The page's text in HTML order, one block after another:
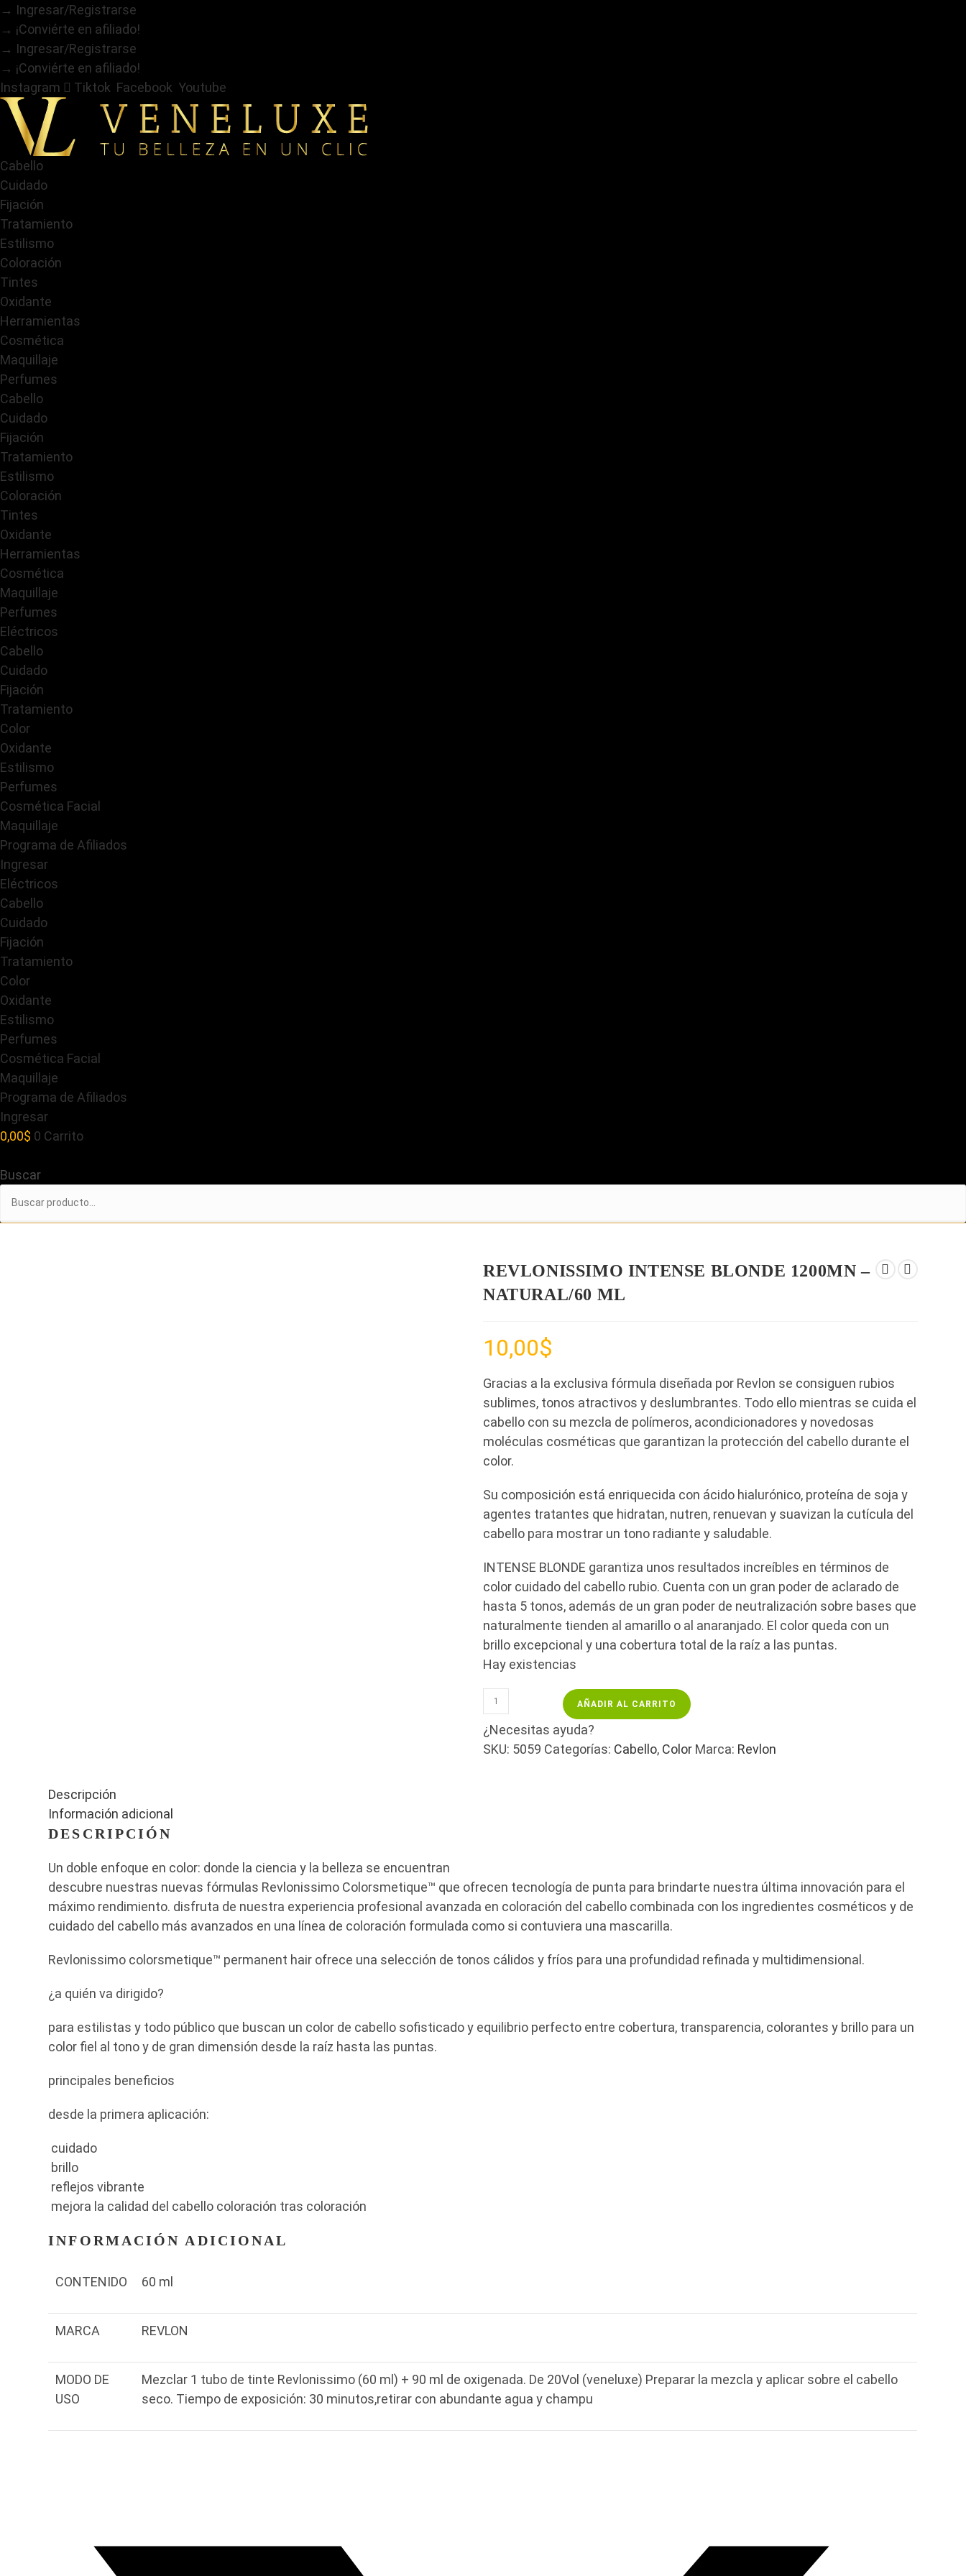
contenido
→ Ingresar/Registrarse
→ ¡Conviérte en afiliado!
→ Ingresar/Registrarse
→ ¡Conviérte en afiliado!
Instagram
Tiktok Facebook Youtube
Cabello
Cuidado
Fijación
Tratamiento
Estilismo
Coloración
Tintes
Oxidante
Herramientas
Cosmética
Maquillaje
Perfumes
Cabello
Cuidado
Fijación
Tratamiento
Estilismo
Coloración
Tintes
Oxidante
Herramientas
Cosmética
Maquillaje
Perfumes
Eléctricos
Cabello
Cuidado
Fijación
Tratamiento
Color
Oxidante
Estilismo
Perfumes
Cosmética Facial
Maquillaje
Programa de Afiliados
Ingresar
Eléctricos
Cabello
Cuidado
Fijación
Tratamiento
Color
Oxidante
Estilismo
Perfumes
Cosmética Facial
Maquillaje
Programa de Afiliados
Ingresar
0,00$ 0 Carrito
Buscar
REVLONISSIMO INTENSE BLONDE 1200MN –
NATURAL/60 ML
10,00$
Gracias a la exclusiva fórmula diseñada por Revlon se consiguen rubios
sublimes, tonos atractivos y deslumbrantes. Todo ello mientras se cuida el
cabello con su mezcla de polímeros, acondicionadores y novedosas
moléculas cosméticas que garantizan la protección del cabello durante el
color.
Su composición está enriquecida con ácido hialurónico, proteína de soja y
agentes tratantes que hidratan, nutren, renuevan y suavizan la cutícula del
cabello para mostrar un tono radiante y saludable.
INTENSE BLONDE garantiza unos resultados increíbles en términos de
color cuidado del cabello rubio. Cuenta con un gran poder de aclarado de
hasta 5 tonos, además de un gran poder de neutralización sobre bases que
naturalmente tienden al amarillo o al anaranjado. El color queda con un
brillo excepcional y una cobertura total de la raíz a las puntas.
Hay existencias
BLONDE
1200MN
–
AÑADIR AL CARRITO
¿Necesitas ayuda?
SKU: 5059 Categorías: Cabello, Color Marca: Revlon
Descripción
Información adicional
DESCRIPCIÓN
Un doble enfoque en color: donde la ciencia y la belleza se encuentran
descubre nuestras nuevas fórmulas Revlonissimo Colorsmetique™ que ofrecen tecnología de punta para brindarte nuestra última innovación para el
máximo rendimiento. disfruta de nuestra experiencia profesional avanzada en coloración del cabello combinada con los ingredientes cosméticos y de
cuidado del cabello más avanzados en una línea de coloración formulada como si contuviera una mascarilla.
Revlonissimo colorsmetique™ permanent hair ofrece una selección de tonos cálidos y fríos para una profundidad refinada y multidimensional.
¿a quién va dirigido?
para estilistas y todo público que buscan un color de cabello sofisticado y equilibrio perfecto entre cobertura, transparencia, colorantes y brillo para un
color fiel al tono y de gran dimensión desde la raíz hasta las puntas.
principales beneficios
desde la primera aplicación:
cuidado
brillo
reflejos vibrante
mejora la calidad del cabello coloración tras coloración
INFORMACIÓN ADICIONAL
CONTENIDO 60 ml
MARCA REVLON
MODO DE
USO
Mezclar 1 tubo de tinte Revlonissimo (60 ml) + 90 ml de oxigenada. De 20Vol (veneluxe) Preparar la mezcla y aplicar sobre el cabello
seco. Tiempo de exposición: 30 minutos,retirar con abundante agua y champu